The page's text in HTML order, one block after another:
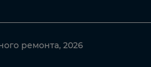
ремонта, 2026